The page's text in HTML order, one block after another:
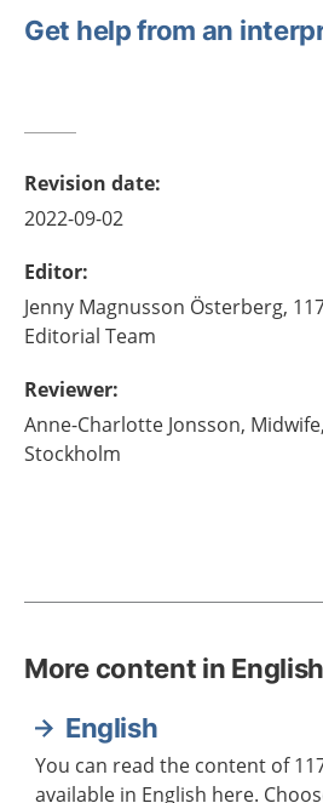
Get help from an
Revision date:
2022-09-02
Editor:
Jenny Magnusson Österberg,
Editorial Team
Reviewer:
Anne-Charlotte Jonsson, Midwife,
Stockholm
More content in English
English
You can read the content of
available in English here.